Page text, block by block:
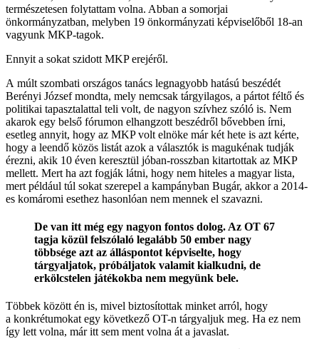
természetesen folytattam volna. Abban a somorjai
önkormányzatban, melyben 19 önkormányzati képviselőből 18-an
vagyunk MKP-tagok.
Ennyit a sokat szidott MKP erejéről.
A múlt szombati országos tanács legnagyobb hatású beszédét
Berényi József mondta, mely nemcsak tárgyilagos, a pártot féltő és
politikai tapasztalattal teli volt, de nagyon szívhez szóló is. Nem
akarok egy belső fórumon elhangzott beszédről bővebben írni,
esetleg annyit, hogy az MKP volt elnöke már két hete is azt kérte,
hogy a leendő közös listát azok a választók is magukénak tudják
érezni, akik 10 éven keresztül jóban-rosszban kitartottak az MKP
mellett. Mert ha azt fogják látni, hogy nem hiteles a magyar lista,
mert például túl sokat szerepel a kampányban Bugár, akkor a 2014-
es komáromi esethez hasonlóan nem mennek el szavazni.
De van itt még egy nagyon fontos dolog. Az OT 67
tagja közül felszólaló legalább 50 ember nagy
többsége azt az álláspontot képviselte, hogy
tárgyaljatok, próbáljatok valamit kialkudni, de
erkölcstelen játékokba nem megyünk bele.
Többek között én is, mivel biztosítottak minket arról, hogy
a konkrétumokat egy következő OT-n tárgyaljuk meg. Ha ez nem
így lett volna, már itt sem ment volna át a javaslat.